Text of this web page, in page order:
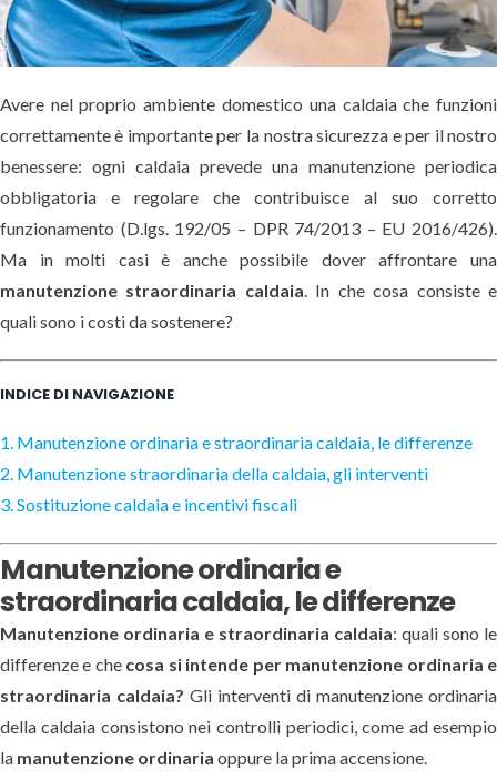
Avere nel proprio ambiente domestico una caldaia che funzioni
correttamente è importante per la nostra sicurezza e per il nostro
benessere: ogni caldaia prevede una manutenzione periodica
obbligatoria e regolare che contribuisce al suo corretto
funzionamento (D.lgs. 192/05 – DPR 74/2013 – EU 2016/426).
Ma in molti casi è anche possibile dover affrontare una
manutenzione straordinaria caldaia . In che cosa consiste e
quali sono i costi da sostenere?
INDICE DI NAVIGAZIONE
1. Manutenzione ordinaria e straordinaria caldaia, le differenze
2. Manutenzione straordinaria della caldaia, gli interventi
3. Sostituzione caldaia e incentivi fiscali
Manutenzione ordinaria e
straordinaria caldaia, le differenze
Manutenzione ordinaria e straordinaria caldaia: quali sono le
differenze e che cosa si intende per manutenzione ordinaria e
straordinaria caldaia? Gli interventi di manutenzione ordinaria
della caldaia consistono nei controlli periodici, come ad esempio
la manutenzione ordinaria oppure la prima accensione.